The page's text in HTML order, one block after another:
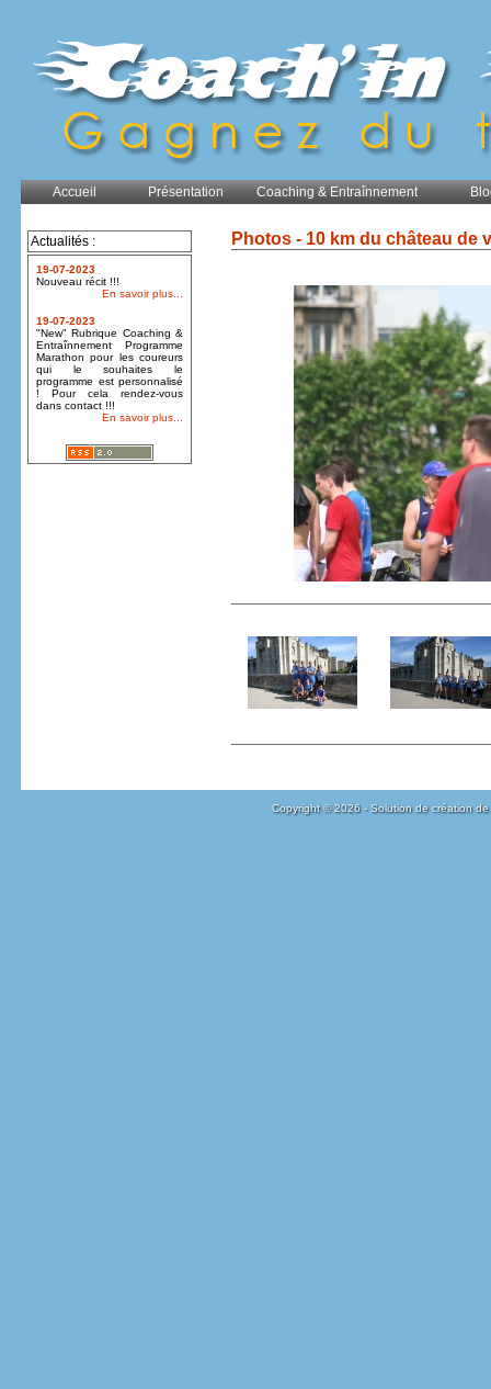
Accueil Présentation Coaching & Entraînnement
Actualités :
19-07-2023
Nouveau récit !!!
En savoir plus...
19-07-2023
"New" Rubrique Coaching &
Entraînnement Programme
Marathon pour les coureurs
qui le souhaites le
programme est personnalisé
! Pour cela rendez-vous
dans contact !!!
En savoir plus...
Photos - 10 km du château de
Copyright © 2026 - Solution de création